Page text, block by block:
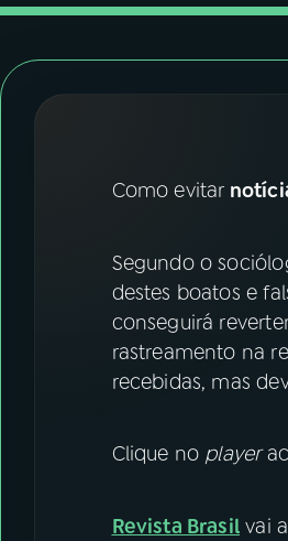
YouTube
Instagram X
Como evitar
Segundo o
destes boatos e
conseguirá
rastreamento na
recebidas, mas
Clique no player
Revista Brasil vai